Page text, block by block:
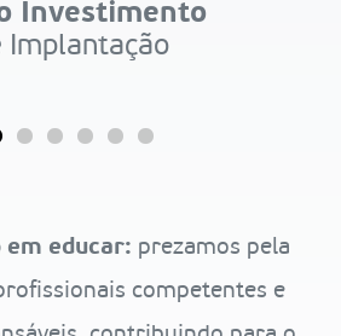
Investimento
Implantação
em educar: prezamos pela
competentes e